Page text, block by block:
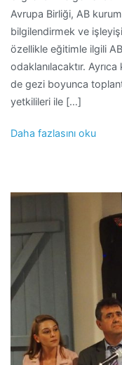
Avrupa Birliği, AB
bilgilendirmek ve
özellikle eğitimle ilgili
odaklanılacaktır.
de gezi boyunca
yetkilileri ile […]
Daha fazlasını oku